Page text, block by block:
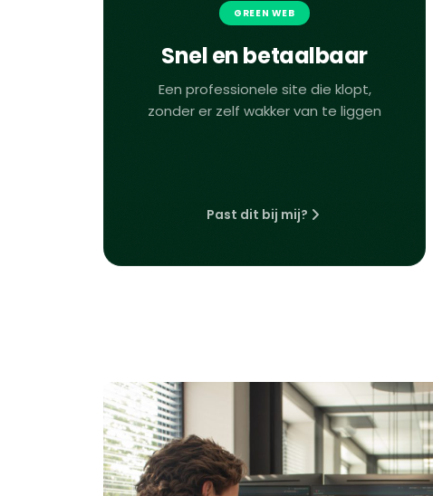
GREEN WEB
Snel en betaalbaar
Een professionele site die klopt,
zonder er zelf wakker van te liggen
Past dit bij mij?